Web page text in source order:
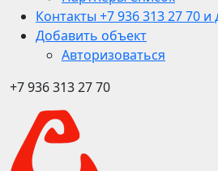
Контакты +7 936 313 27 70 и
Добавить объект
Авторизоваться
+7 936 313 27 70